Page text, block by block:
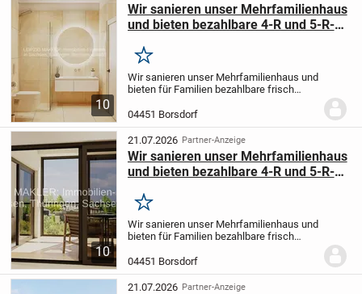
10
Wir sanieren unser Mehrfamilienhaus
und bieten bezahlbare 4-R und 5-R-
Merken
Wir sanieren unser Mehrfamilienhaus und
bieten für Familien bezahlbare frisch
Raumwohnungen an, meistens mit
Balkon oder Loggia.Bitte melden Sie sich
bei Interesse...
04451 Borsdorf
10
21.07.2026 Partner-Anzeige
Wir sanieren unser Mehrfamilienhaus
und bieten bezahlbare 4-R und 5-R-
Merken
Wir sanieren unser Mehrfamilienhaus und
bieten für Familien bezahlbare frisch
Raumwohnungen an, meistens mit
Balkon oder Loggia.Bitte melden Sie sich
bei Interesse...
04451 Borsdorf
21.07.2026 Partner-Anzeige